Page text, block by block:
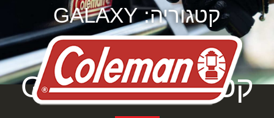
קטגוריה: GALAXY
קטגוריה: GALAXY